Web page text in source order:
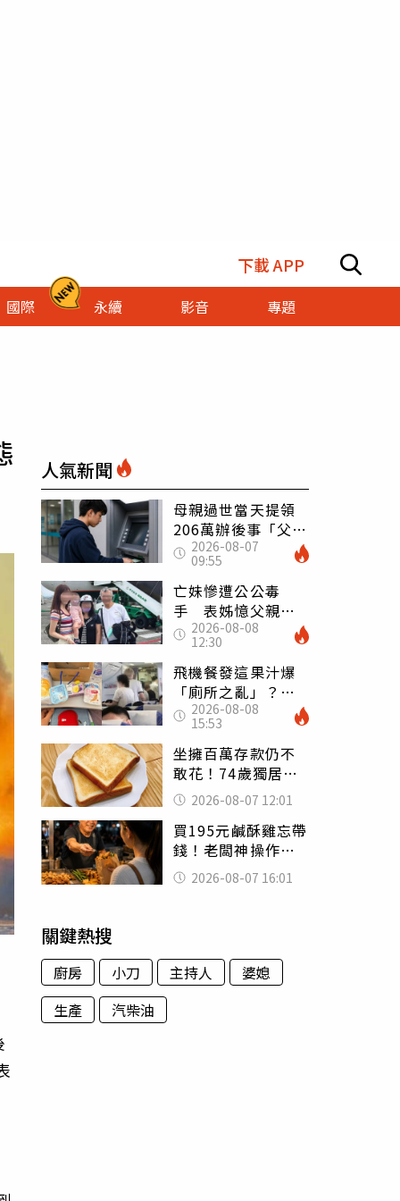
下載 APP
國際 永續 影音 專題
人氣新聞
母親過世當天提領
206萬辦後事「父子
遭判刑」 律師：
搶錢先下手是罪
2026-08-07
09:55
亡妹慘遭公公毒
手 表姊憶父親節
前夕：小舅舅仍到
殯儀館陪她說話
2026-08-08
12:30
飛機餐發這果汁爆
「廁所之亂」？乘
客崩潰：差點丟大
臉 醫揭3類人別亂
喝
2026-08-08
15:53
坐擁百萬存款仍不
敢花！74歲獨居翁
「1餐只吃1片吐
司」 半年後暴瘦
嚇壞女兒
2026-08-07 12:01
買195元鹹酥雞忘帶
錢！老闆神操作
「倒找5元」 全網
看哭：這就是台灣
2026-08-07 16:01
關鍵熱搜
廚房 小刀 主持人
婆媳
生產
汽柴油